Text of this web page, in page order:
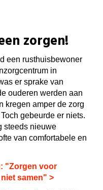
zorgen!
een rusthuisbewoner
in
er sprake van
ouderen werden aan
kregen amper de zorg
gebeurde er niets.
steeds nieuwe
van comfortabele en
"Zorgen voor
samen" >